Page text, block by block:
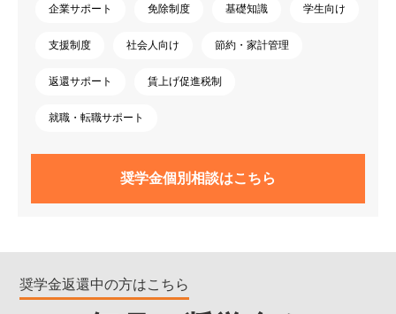
企業サポート 免除制度 基礎知識 学生向け
支援制度 社会人向け 節約・家計管理
返還サポート 賃上げ促進税制
就職・転職サポート
奨学金個別相談はこちら
奨学金返還中の方はこちら